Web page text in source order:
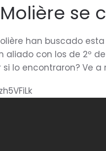
se
han buscado
aliado con los de 2º
si lo encontraron? Ve